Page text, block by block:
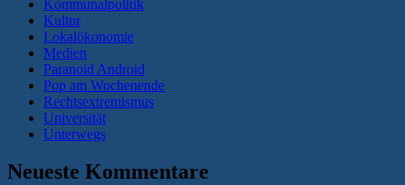
Kommunalpolitik
Kultur
Lokalökonomie
Medien
Paranoid Android
Pop am Wochenende
Rechtsextremismus
Universität
Unterwegs
Neueste Kommentare